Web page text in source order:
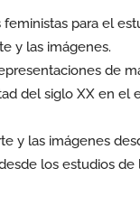
para el
y las imágenes.
de
del siglo XX en el
y las imágenes
los estudios de